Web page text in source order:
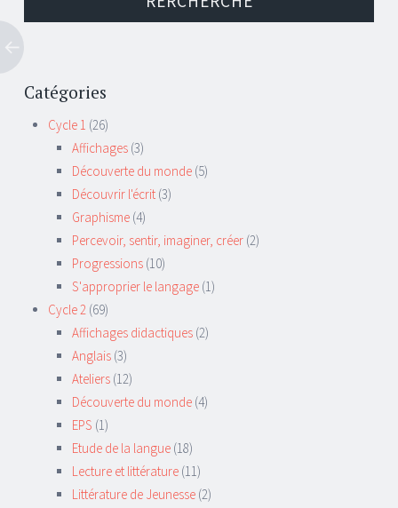
Catégories
Cycle 1 (26)
Affichages (3)
Découverte du monde (5)
Découvrir l'écrit (3)
Graphisme (4)
Percevoir, sentir, imaginer, créer (2)
Progressions (10)
S'approprier le langage (1)
Cycle 2 (69)
Affichages didactiques (2)
Anglais (3)
Ateliers (12)
Découverte du monde (4)
EPS (1)
Etude de la langue (18)
Lecture et littérature (11)
Littérature de Jeunesse (2)